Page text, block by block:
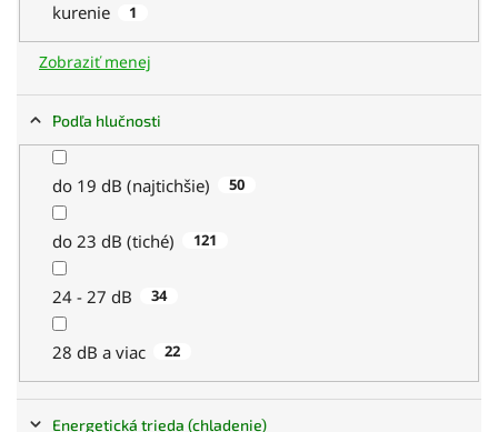
kurenie 1
Zobraziť menej
Podľa hlučnosti
do 19 dB (najtichšie) 50
do 23 dB (tiché) 121
24 - 27 dB 34
28 dB a viac 22
Energetická trieda (chladenie)